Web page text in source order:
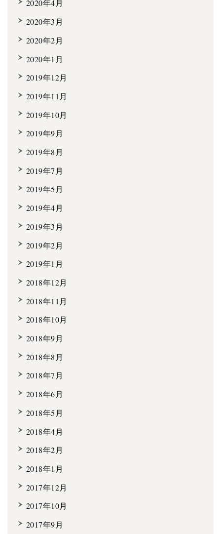
2020年4月
2020年3月
2020年2月
2020年1月
2019年12月
2019年11月
2019年10月
2019年9月
2019年8月
2019年7月
2019年5月
2019年4月
2019年3月
2019年2月
2019年1月
2018年12月
2018年11月
2018年10月
2018年9月
2018年8月
2018年7月
2018年6月
2018年5月
2018年4月
2018年2月
2018年1月
2017年12月
2017年10月
2017年9月